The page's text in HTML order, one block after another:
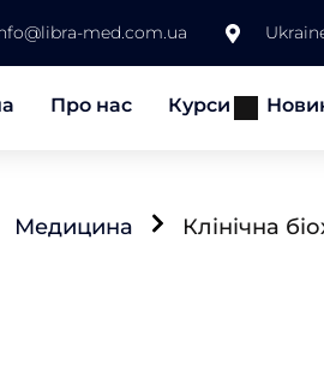
med.com.ua
Про нас Курси
Медицина Клінічна